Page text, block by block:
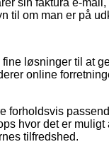
til om man er på
løsninger til at
online
forholdsvis
hvor det er
tilfredshed.